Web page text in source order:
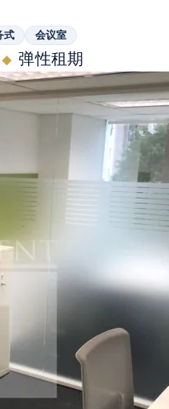
式 会议室
◆ 弹性租期